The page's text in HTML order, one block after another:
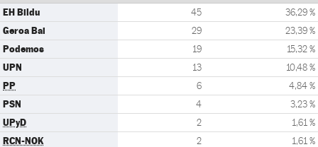
EH Bildu 45 36,29 %
Geroa Bai 29 23,39 %
Podemos 19 15,32 %
UPN 13 10,48 %
PP 6 4,84 %
PSN 4 3,23 %
UPyD 2 1,61 %
RCN-NOK 2 1,61 %